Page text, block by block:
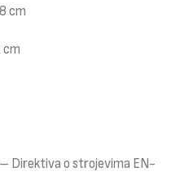
cm
cm
Direktiva o strojevima EN-